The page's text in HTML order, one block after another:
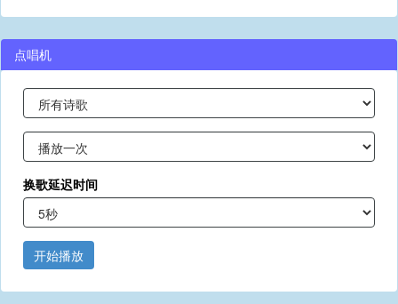
点唱机
换歌延迟时间
开始播放